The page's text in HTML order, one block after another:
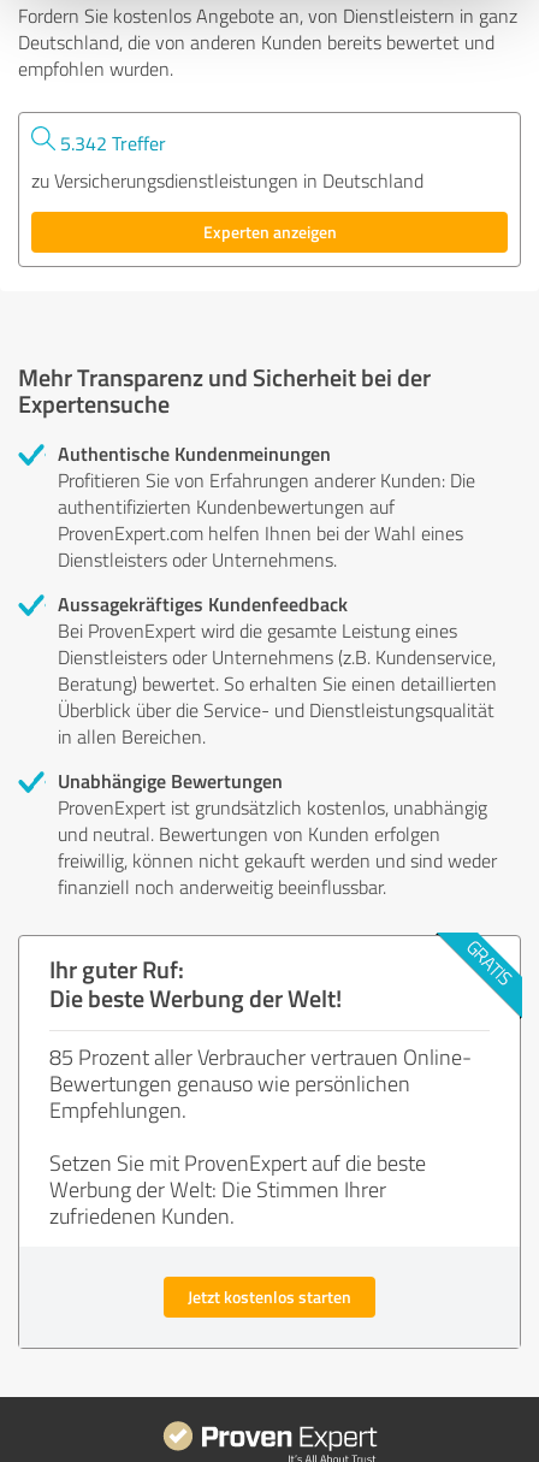
Fordern Sie kostenlos Angebote an, von Dienstleistern in ganz
Deutschland, die von anderen Kunden bereits bewertet und
empfohlen wurden.
5.342 Treffer
zu Versicherungsdienstleistungen in Deutschland
Experten anzeigen
Mehr Transparenz und Sicherheit bei der
Expertensuche
Authentische Kundenmeinungen
Profitieren Sie von Erfahrungen anderer Kunden: Die
authentifizierten Kundenbewertungen auf
ProvenExpert.com helfen Ihnen bei der Wahl eines
Dienstleisters oder Unternehmens.
Aussagekräftiges Kundenfeedback
Bei ProvenExpert wird die gesamte Leistung eines
Dienstleisters oder Unternehmens (z.B. Kundenservice,
Beratung) bewertet. So erhalten Sie einen detaillierten
Überblick über die Service- und Dienstleistungsqualität
in allen Bereichen.
Unabhängige Bewertungen
ProvenExpert ist grundsätzlich kostenlos, unabhängig
und neutral. Bewertungen von Kunden erfolgen
freiwillig, können nicht gekauft werden und sind weder
finanziell noch anderweitig beeinflussbar.
Ihr guter Ruf:
Die beste Werbung der Welt!
85 Prozent aller Verbraucher vertrauen Online-
Bewertungen genauso wie persönlichen
Empfehlungen.
Setzen Sie mit ProvenExpert auf die beste
Werbung der Welt: Die Stimmen Ihrer
zufriedenen Kunden.
Jetzt kostenlos starten